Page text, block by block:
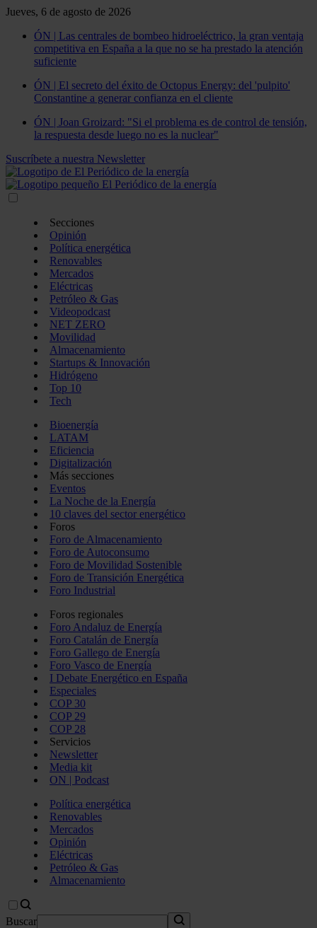
Jueves, 6 de agosto de 2026
ÓN | Las centrales de bombeo hidroeléctrico, la gran ventaja
competitiva en España a la que no se ha prestado la atención
suficiente
ÓN | El secreto del éxito de Octopus Energy: del 'pulpito'
Constantine a generar confianza en el cliente
ÓN | Joan Groizard: "Si el problema es de control de tensión,
la respuesta desde luego no es la nuclear"
Suscríbete a nuestra Newsletter
Secciones
Opinión
Política energética
Renovables
Mercados
Eléctricas
Petróleo & Gas
Videopodcast
NET ZERO
Movilidad
Almacenamiento
Startups & Innovación
Hidrógeno
Top 10
Tech
Bioenergía
LATAM
Eficiencia
Digitalización
Más secciones
Eventos
La Noche de la Energía
10 claves del sector energético
Foros
Foro de Almacenamiento
Foro de Autoconsumo
Foro de Movilidad Sostenible
Foro de Transición Energética
Foro Industrial
Foros regionales
Foro Andaluz de Energía
Foro Catalán de Energía
Foro Gallego de Energía
Foro Vasco de Energía
I Debate Energético en España
Especiales
COP 30
COP 29
COP 28
Servicios
Newsletter
Media kit
ON | Podcast
Política energética
Renovables
Mercados
Opinión
Eléctricas
Petróleo & Gas
Almacenamiento
Buscar